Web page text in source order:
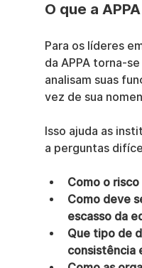
O que a
Para os líderes
da APPA torna-
analisam suas
vez de sua
Isso ajuda as
a perguntas
Como o
Como deve
escasso da
Que tipo de
consistência